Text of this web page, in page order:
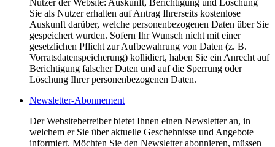
Nutzer der Website: Auskunft, Berichtigung und Löschung
Sie als Nutzer erhalten auf Antrag Ihrerseits kostenlose
Auskunft darüber, welche personenbezogenen Daten über Sie
gespeichert wurden. Sofern Ihr Wunsch nicht mit einer
gesetzlichen Pflicht zur Aufbewahrung von Daten (z. B.
Vorratsdatenspeicherung) kollidiert, haben Sie ein Anrecht auf
Berichtigung falscher Daten und auf die Sperrung oder
Löschung Ihrer personenbezogenen Daten.
Newsletter-Abonnement
Der Websitebetreiber bietet Ihnen einen Newsletter an, in
welchem er Sie über aktuelle Geschehnisse und Angebote
informiert. Möchten Sie den Newsletter abonnieren, müssen